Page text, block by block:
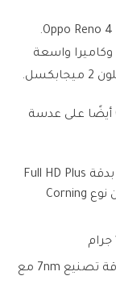
يوجد إعداد كاميرا ثلاثية في الجزء الخلفي من Oppo Reno 4.
48 ميجابكسل، وكاميرا واسعة
تمامًا مثل Reno 4 Pro، يحتوي Oppo Reno 4 أيضًا على عدسة
شاشة 6.43 إنش (2400 × 1080 بكسل) بدقة Full HD Plus
من نوع AMOLED، محمية بزجاج حماية من نوع Corning
معالج ثماني النواة Snapdragon 765G بدقة تصنيع 7nm مع